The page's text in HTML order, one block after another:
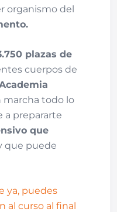
organismo del
plazas de
cuerpos de
marcha todo lo
a prepararte
que
que puede
ya, puedes
al curso al final